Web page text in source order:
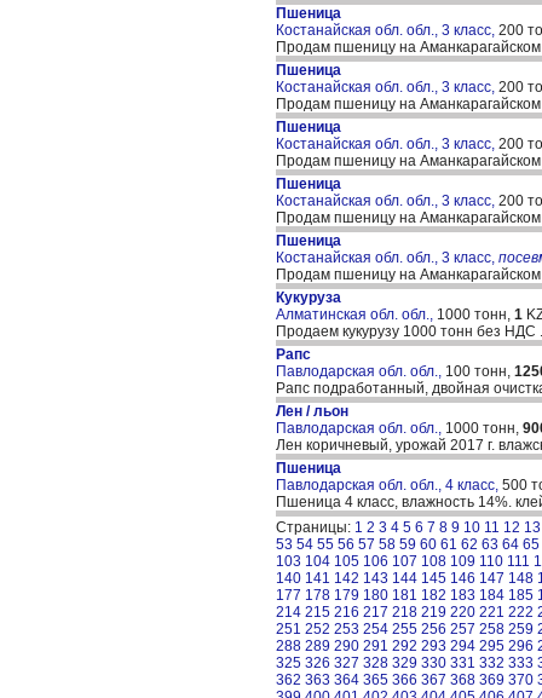
Пшеница
Костанайская обл. обл., 3 класс, 200
Продам пшеницу на
Пшеница
Костанайская обл. обл., 3 класс, 200
Продам пшеницу на
Пшеница
Костанайская обл. обл., 3 класс, 200
Продам пшеницу на
Пшеница
Костанайская обл. обл., 3 класс, 200
Продам пшеницу на
Пшеница
Костанайская обл. обл., 3 класс,
Продам пшеницу на
Кукуруза
Алматинская обл. обл., 1000 тонн, 1
Продаем кукурузу 1000 тонн без НДС
Рапс
Павлодарская обл. обл., 100 тонн,
Рапс подработанный, двойная
Лен / льон
Павлодарская обл. обл., 1000 тонн,
Лен коричневый, урожай 2017 г.
Пшеница
Павлодарская обл. обл., 4 класс, 500
Пшеница 4 класс, влажность 14%.
Страницы: 1 2 3 4 5 6 7 8 9 10 11 12 13
53 54 55 56 57 58 59 60 61 62 63 64 65
103 104 105 106 107 108 109 110 111
140 141 142 143 144 145 146 147 148
177 178 179 180 181 182 183 184 185
214 215 216 217 218 219 220 221 222
251 252 253 254 255 256 257 258 259
288 289 290 291 292 293 294 295 296
325 326 327 328 329 330 331 332 333
362 363 364 365 366 367 368 369 370